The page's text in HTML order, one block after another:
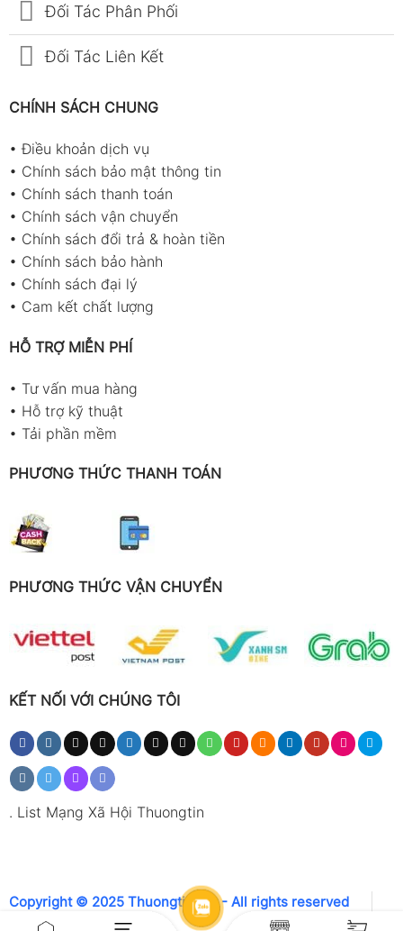
Đối Tác Phân Phối
Đối Tác Liên Kết
CHÍNH SÁCH CHUNG
•Điều khoản dịch vụ
• Chính sách bảo mật thông tin
• Chính sách thanh toán
• Chính sách vận chuyển
• Chính sách đổi trả & hoàn tiền
• Chính sách bảo hành
• Chính sách đại lý
• Cam kết chất lượng
HỖ TRỢ MIỄN PHÍ
• Tư vấn mua hàng
• Hỗ trợ kỹ thuật
• Tải phần mềm
PHƯƠNG THỨC THANH TOÁN
PHƯƠNG THỨC VẬN CHUYỂN
KẾT NỐI VỚI CHÚNG TÔI
. List Mạng Xã Hội Thuongtin
Copyright © 2025 Thuongtin.net - All rights reserved